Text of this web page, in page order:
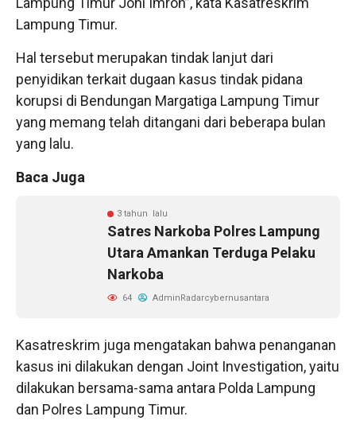
Lampung Timur.
Hal tersebut merupakan tindak lanjut dari
penyidikan terkait dugaan kasus tindak pidana
korupsi di Bendungan Margatiga Lampung Timur
yang memang telah ditangani dari beberapa bulan
yang lalu.
Baca Juga
3 tahun lalu
Satres Narkoba Polres Lampung
Utara Amankan Terduga Pelaku
Narkoba
64 AdminRadarcybernusantara
Kasatreskrim juga mengatakan bahwa penanganan
kasus ini dilakukan dengan Joint Investigation, yaitu
dilakukan bersama-sama antara Polda Lampung
dan Polres Lampung Timur.